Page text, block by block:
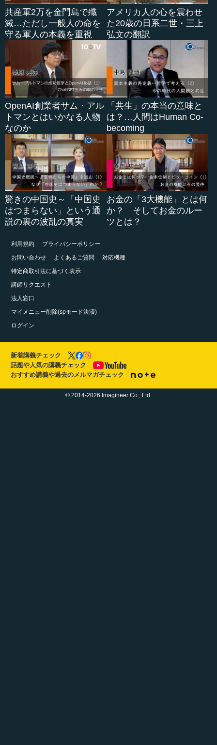
共産軍2万を金門島で殲
滅…ただし一般人の命を
守る軍人の本義を重視
アメリカ人の心を震わせ
た20歳の日系二世・三上
弘文の翻訳
OpenAI創業者サム・アル
トマンとはいかなる人物
なのか
「共生」の本当の意味と
は？…人間はHuman Co-
becoming
驚きの中国史～「中国史
はつまらない」という通
説の裏の波乱の真実
お金の「3大機能」とは何
か？ そしてお金のルー
ツとは？
利用規約
プライバシーポリシー
お問い合わせ
よくあるご質問
対応機種
特定商取引法に基づく表示
講師リクエスト
法人窓口
マイメニュー削除(spモード決済)
ログイン
新着講義チェック
話題や人気の講義チェック
おすすめ講義や過去のメルマガチェック
© 2014-2026 Imagineer Co., Ltd.